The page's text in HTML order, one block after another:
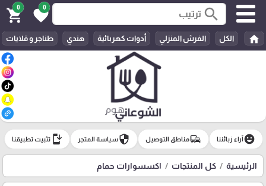
search
0
favorite
0
shopping_cart
home الكل الفرش المنزلي أدوات كهربائية هندي طناجر و قلايات
emoji_emotionsآراء زبائننا commuteمناطق التوصيل securityسياسة المتجر install_mobile تثبيت تطبيقنا
الرئيسية كل المنتجات اكسسوارات حمام